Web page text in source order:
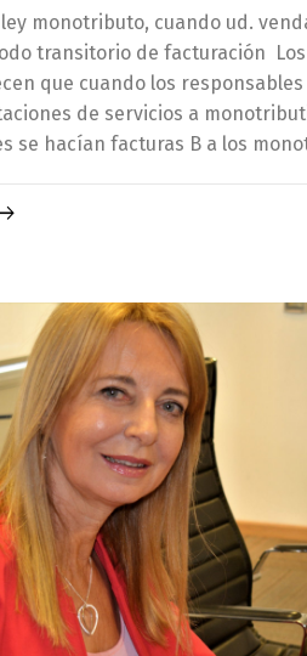
monotributo, cuando ud.
transitorio de facturación
que cuando los
de servicios a
se hacían facturas B a los